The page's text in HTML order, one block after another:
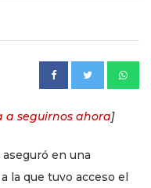
a seguirnos ahora]
en una
la que tuvo acceso el